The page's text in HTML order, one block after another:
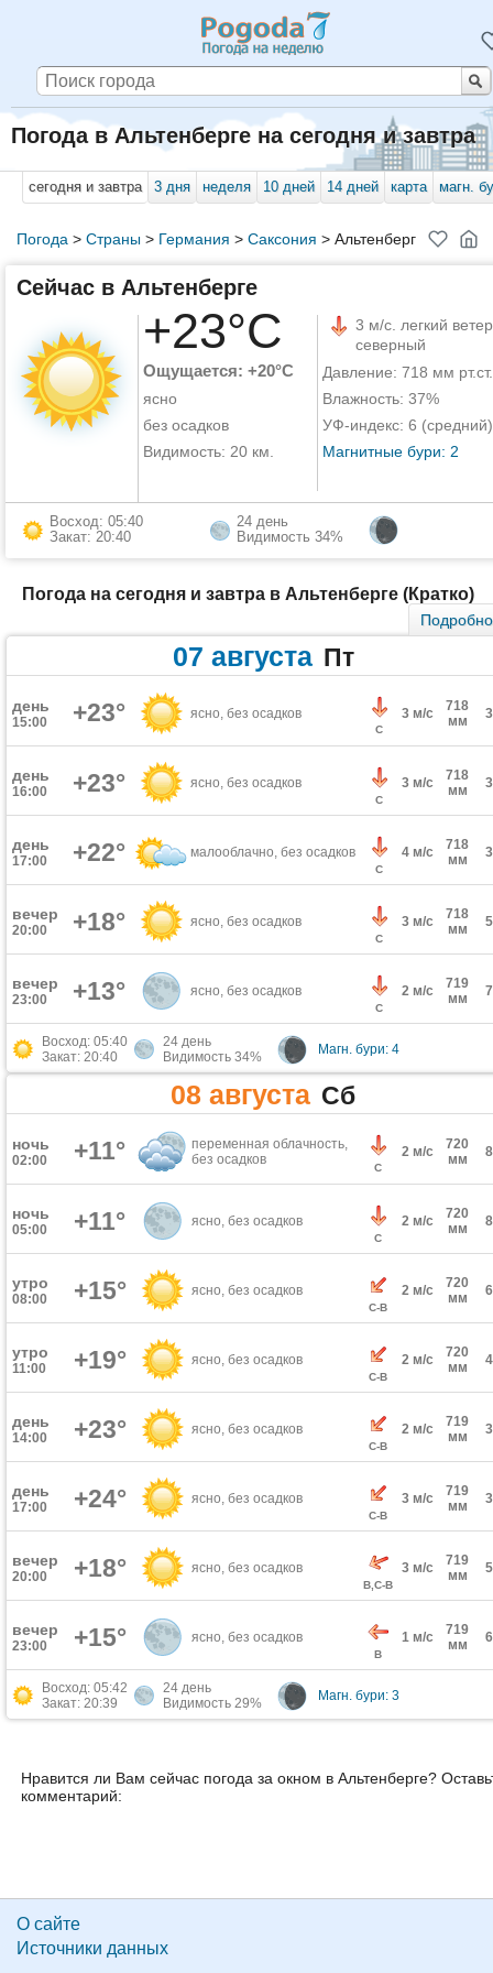
Погода в Альтенберге на сегодня и завтра
сегодня и завтра 3 дня неделя 10 дней 14 дней карта магн.
Погода > Страны> Германия > Саксония > Альтенберг
Сейчас в Альтенберге
+23°C
Ощущается: +20°C
ясно
без осадков
Видимость: 20 км.
3 м/с. легкий
северный
Давление: 718 мм рт.ст.
Влажность: 37%
УФ-индекс: 6 (средний)
Магнитные бури: 2
Восход: 05:40
Закат: 20:40
24 день
Видимость 34%
Погода на сегодня и завтра в Альтенберге (Кратко)
Подробно
07 августа Пт
день
15:00 +23° ясно, без осадков
С
3 м/с
718
мм
день
16:00 +23° ясно, без осадков
С
3 м/с
718
мм
день
17:00 +22° малооблачно, без осадков
С
4 м/с
718
мм
вечер
20:00 +18° ясно, без осадков
С
3 м/с
718
мм
вечер
23:00 +13° ясно, без осадков
С
2 м/с
719
мм
Восход: 05:40
Закат: 20:40
24 день
Видимость 34%
Магн. бури: 4
08 августа Сб
ночь
02:00 +11°
переменная облачность,
без осадков
С
2 м/с
720
мм
ночь
05:00 +11° ясно, без осадков
С
2 м/с
720
мм
утро
08:00 +15° ясно, без осадков
С-В
2 м/с
720
мм
утро
11:00 +19° ясно, без осадков
С-В
2 м/с
720
мм
день
14:00 +23° ясно, без осадков
С-В
2 м/с
719
мм
день
17:00 +24° ясно, без осадков
С-В
3 м/с
719
мм
вечер
20:00 +18° ясно, без осадков
В,С-В
3 м/с
719
мм
вечер
23:00 +15° ясно, без осадков
В
1 м/с
719
мм
Восход: 05:42
Закат: 20:39
24 день
Видимость 29%
Магн. бури: 3
Нравится ли Вам сейчас погода за окном в Альтенберге?
комментарий:
О сайте
Источники данных